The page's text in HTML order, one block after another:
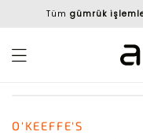
Tüm gümrük
O'KEEFFE'S